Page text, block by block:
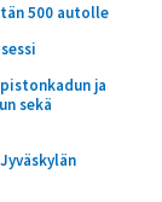
500 autolle
ja
sekä